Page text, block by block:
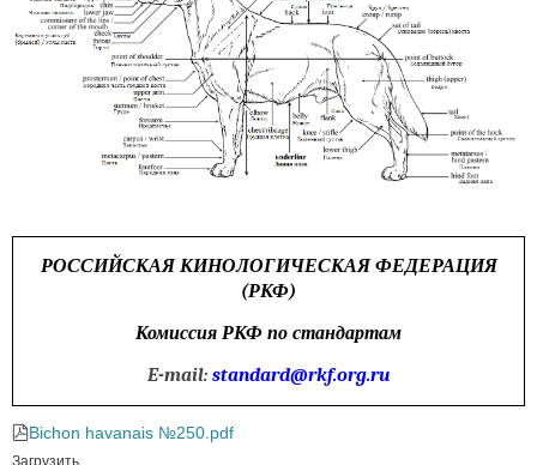
РОССИЙСКАЯ КИНОЛОГИЧЕСКАЯ ФЕДЕРАЦИЯ
(РКФ)
Комиссия РКФ по стандартам
E-mail: standard@rkf.org.ru
Bichon havanais №250.pdf
Загрузить